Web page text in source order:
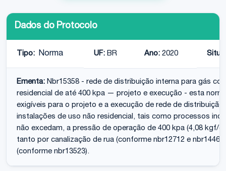
Dados do Protocolo
Tipo: Norma UF: BR Ano: 2020
Ementa: Nbr15358 - rede de distribuição interna para gás
residencial de até 400 kpa — projeto e execução - esta
exigíveis para o projeto e a execução de rede de
instalações de uso não residencial, tais como processos
não excedam, a pressão de operação de 400 kpa (4,08 kgf/
tanto por canalização de rua (conforme nbr12712 e
(conforme nbr13523).